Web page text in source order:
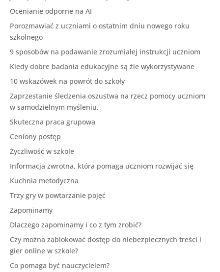
Ocenianie odporne na AI
Porozmawiać z uczniami o ostatnim dniu nowego roku
szkolnego
9 sposobów na podawanie zrozumiałej instrukcji uczniom
Kiedy dobre badania edukacyjne są źle wykorzystywane
10 wskazówek na powrót do szkoły
Zaprzestanie śledzenia oszustwa na rzecz pomocy uczniom
w samodzielnym myśleniu.
Skuteczna praca grupowa
Ceniony postęp
Życzliwość w szkole
Informacja zwrotna, która pomaga uczniom rozwijać się
Kuchnia metodyczna
Trzy gry w powtarzanie pojęć
Zapominamy
Dlaczego zapominamy i co z tym zrobić?
Czy można zablokować dostęp do niebezpiecznych treści i
gier online w szkole?
Co pomaga być nauczycielem?